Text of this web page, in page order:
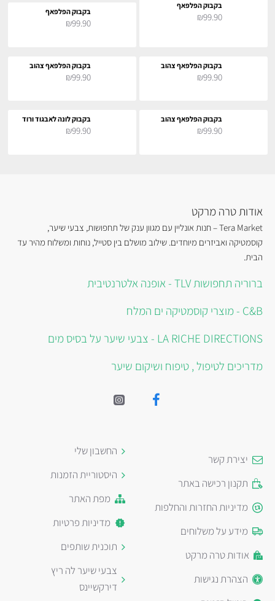
בקבוק הפלפאף
₪99.90 בקבוק הפלפאף
₪99.90
בקבוק הפלפאף צהוב
₪99.90
בקבוק הפלפאף צהוב
₪99.90
בקבוק הפלפאף צהוב
₪99.90
בקבוק לונה לאבגוד ורוד
₪99.90
אודות טרה מרקט
Tera Market – חנות אונליין עם מגוון ענק של תחפושות, צבעי שיער,
קוסמטיקה ואביזרים מיוחדים. שילוב מושלם בין סטייל, נוחות ומשלוח מהיר עד
הבית.
ברוריה תחפושות TLV - אופנה אלטרנטיבית
C&B - מוצרי קוסמטיקה ים המלח
LA RICHE DIRECTIONS - צבעי שיער על בסיס מים
מדריכים לטיפול , טיפוח ושיקום שיער
יצירת קשר
תקנון רכישה באתר
מדיניות החזרות והחלפות
מידע על משלוחים
אודות טרה מרקט
הצהרת נגישות
החשבון שלי
היסטוריית הזמנות
מפת האתר
מדיניות פרטיות
תוכנית שותפים
צבעי שיער לה ריץ
דירקשיינס